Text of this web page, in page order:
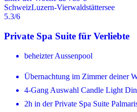
SchweizLuzern-Vierwaldstättersee
5.3/6
Private Spa Suite für Verliebte
beheizter Aussenpool
Übernachtung im Zimmer deiner
4-Gang Auswahl Candle Light
2h in der Private Spa Suite